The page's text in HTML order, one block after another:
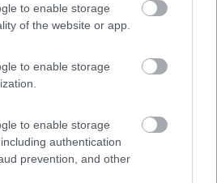
to enable storage
of the website or app.
to enable storage
to enable storage
authentication
prevention, and other
al Comando dei Vigili